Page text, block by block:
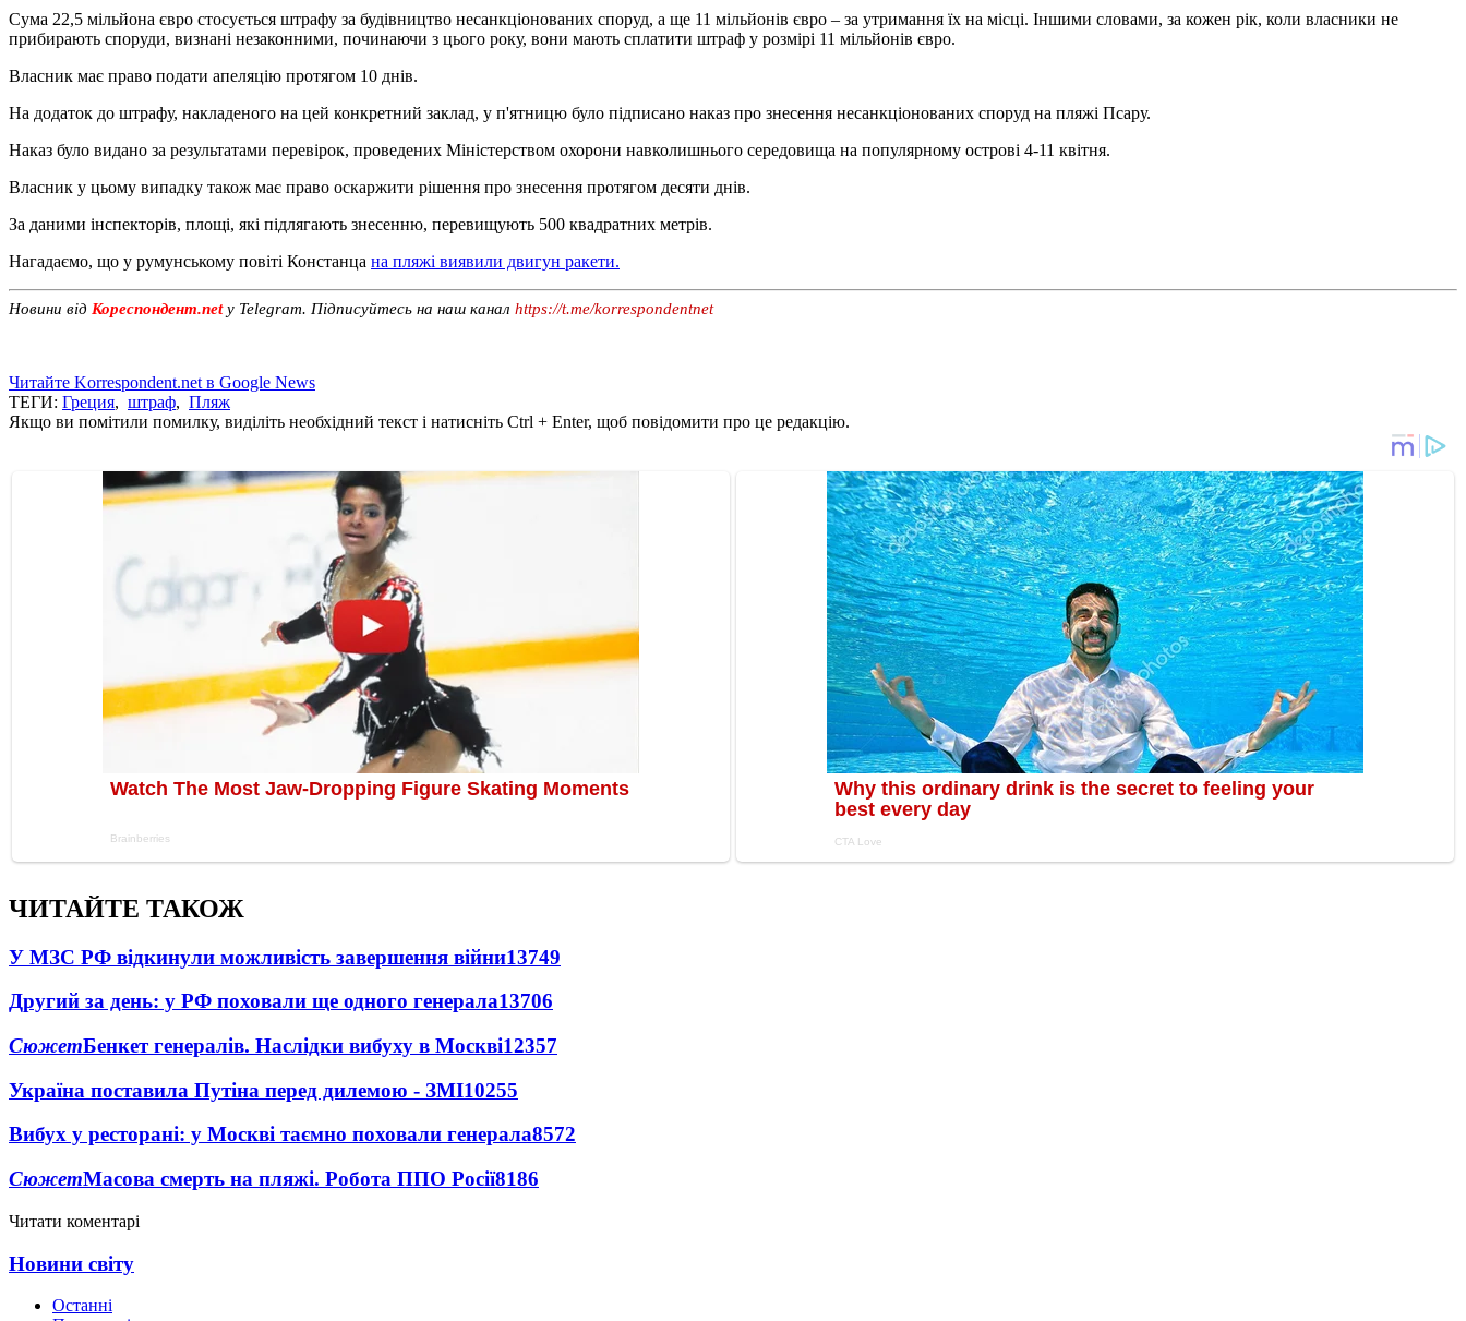
Сума 22,5 мільйона євро стосується штрафу за будівництво несанкціонованих споруд, а ще 11 мільйонів євро – за утримання їх на місці. Іншими словами, за кожен рік, коли власники не
прибирають споруди, визнані незаконними, починаючи з цього року, вони мають сплатити штраф у розмірі 11 мільйонів євро.
Власник має право подати апеляцію протягом 10 днів.
На додаток до штрафу, накладеного на цей конкретний заклад, у п'ятницю було підписано наказ про знесення несанкціонованих споруд на пляжі Псару.
Наказ було видано за результатами перевірок, проведених Міністерством охорони навколишнього середовища на популярному острові 4-11 квітня.
Власник у цьому випадку також має право оскаржити рішення про знесення протягом десяти днів.
За даними інспекторів, площі, які підлягають знесенню, перевищують 500 квадратних метрів.
Нагадаємо, що у румунському повіті Констанца на пляжі виявили двигун ракети.
Новини від Кореспондент.netу Telegram. Підписуйтесь на наш канал https://t.me/korrespondentnet
Читайте Korrespondent.net в Google News
ТЕГИ: Греция, штраф, Пляж
Якщо ви помітили помилку, виділіть необхідний текст і натисніть Ctrl + Enter, щоб повідомити про це редакцію.
ЧИТАЙТЕ ТАКОЖ
У МЗС РФ відкинули можливість завершення війни13749
Другий за день: у РФ поховали ще одного генерала13706
СюжетБенкет генералів. Наслідки вибуху в Москві12357
Україна поставила Путіна перед дилемою - ЗМІ10255
Вибух у ресторані: у Москві таємно поховали генерала8572
СюжетМасова смерть на пляжі. Робота ППО Росії8186
Читати коментарі
Новини світу
Останні